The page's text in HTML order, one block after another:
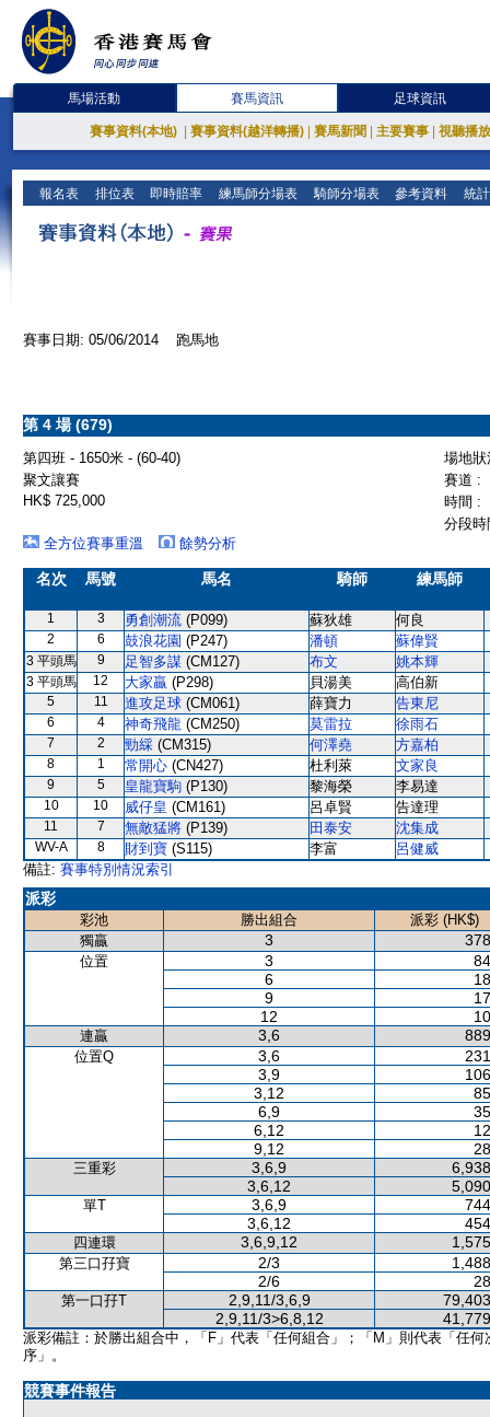
馬場活動 賽馬資訊 足球資訊
賽事資料(本地) 賽事資料(越洋轉播) 賽馬新聞 主要賽事 視聽播
報名表 排位表 即時賠率 練馬師分場表 騎師分場表 參考資料 統
賽事日期: 05/06/2014 跑馬地
第 4 場 (679)
第四班 - 1650米 - (60-40)
場地
聚文讓賽
賽道 :
HK$ 725,000
時間 :
分段
全方位賽事重溫
餘勢分析
名次 馬號 馬名 騎師 練馬師
1 3 勇創潮流 (P099) 蘇狄雄 何良
2 6 鼓浪花園 (P247) 潘頓 蘇偉賢
3 平頭馬 9 足智多謀 (CM127) 布文 姚本輝
3 平頭馬 12 大家贏 (P298) 貝湯美 高伯新
5 11 進攻足球 (CM061) 薛寶力 告東尼
6 4 神奇飛龍 (CM250) 莫雷拉 徐雨石
7 2 勁綵 (CM315) 何澤堯 方嘉柏
8 1 常開心 (CN427) 杜利萊 文家良
9 5 皇龍寶駒 (P130) 黎海榮 李易達
10 10 威仔皇 (CM161) 呂卓賢 告達理
11 7 無敵猛將 (P139) 田泰安 沈集成
WV-A 8 財到寶 (S115) 李富
呂健威
備註: 賽事特別情況索引
派彩
彩池 勝出組合
派彩 (HK$)
獨贏
3
位置 3
6
9
12
連贏 3,6
位置Q 3,6
3,9
3,12
6,9
6,12
9,12
三重彩 3,6,9
3,6,12
單T 3,6,9
3,6,12
四連環 3,6,9,12
第三口孖寶 2/3
2/6
第一口孖T 2,9,11/3,6,9
2,9,11/3>6,8,12
派彩備註：於勝出組合中，「F」代表「任何組合」；「M」則代表「任何
序」。
競賽事件報告